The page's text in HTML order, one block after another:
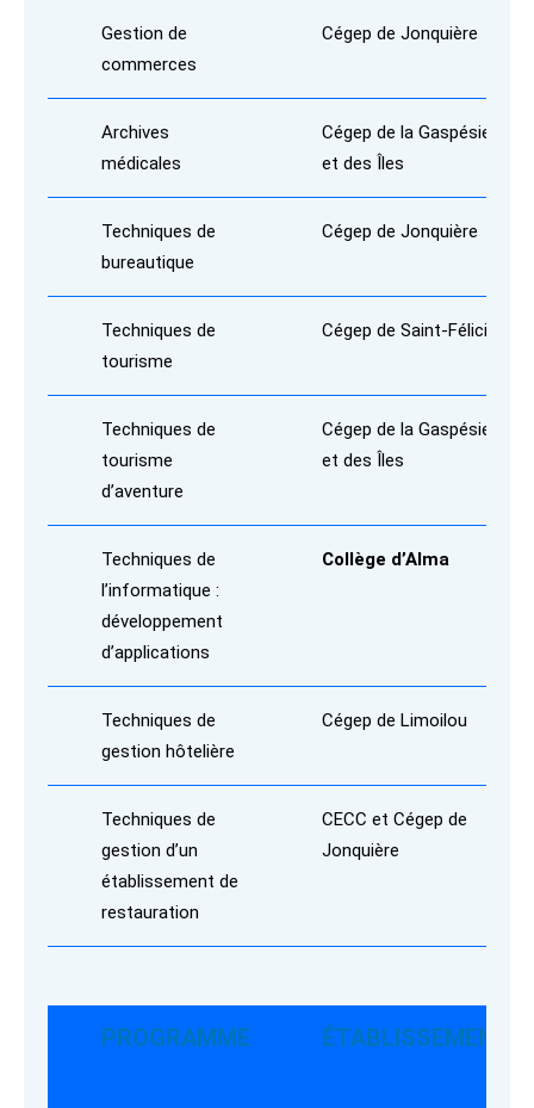
Gestion de
commerces
Cégep de Jonquière
Archives
médicales
Cégep de la Gaspésie
et des Îles
Techniques de
bureautique
Cégep de Jonquière
Techniques de
tourisme
Cégep de Saint-Félicien
Techniques de
tourisme
d’aventure
Cégep de la Gaspésie
et des Îles
Techniques de
l’informatique :
développement
d’applications
Collège d’Alma
Techniques de
gestion hôtelière
Cégep de Limoilou
Techniques de
gestion d’un
établissement de
restauration
CECC et Cégep de
Jonquière
PROGRAMME ÉTABLISSEMENT